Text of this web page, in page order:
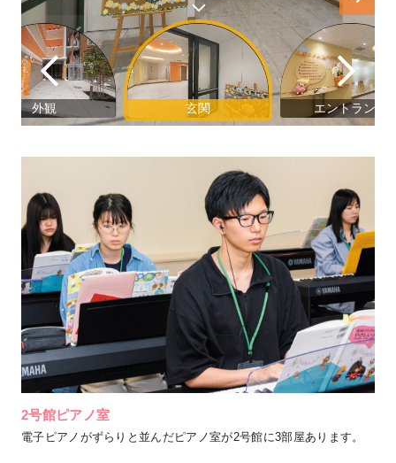
2号館ピアノ室
電子ピアノがずらりと並んだピアノ室が2号館に3部屋あります。